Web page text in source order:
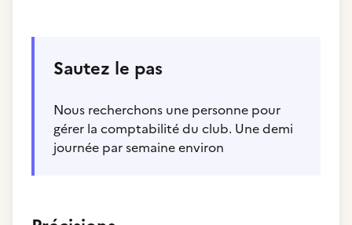
Sautez le pas
Nous recherchons une personne pour
gérer la comptabilité du club. Une demi
journée par semaine environ